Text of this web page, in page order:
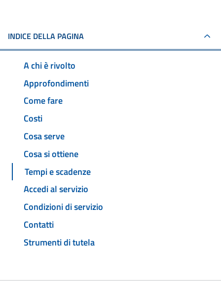
INDICE DELLA PAGINA
A chi è rivolto
Approfondimenti
Come fare
Costi
Cosa serve
Cosa si ottiene
Tempi e scadenze
Accedi al servizio
Condizioni di servizio
Contatti
Strumenti di tutela